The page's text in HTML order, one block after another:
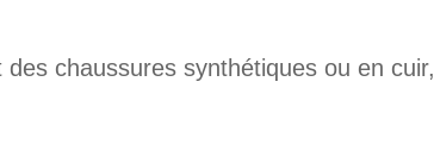
chaussures synthétiques ou en cuir,